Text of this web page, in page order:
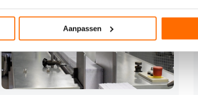
Aanpassen